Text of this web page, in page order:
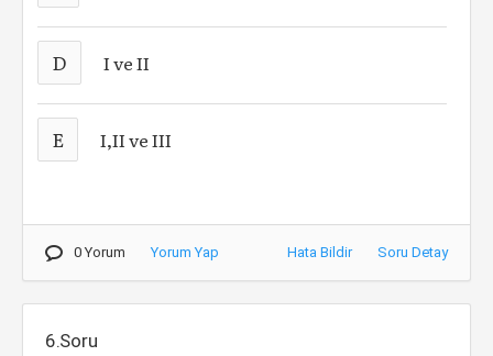
D I ve II
E I,II ve III
0 Yorum Yorum Yap Hata Bildir Soru Detay
6.Soru